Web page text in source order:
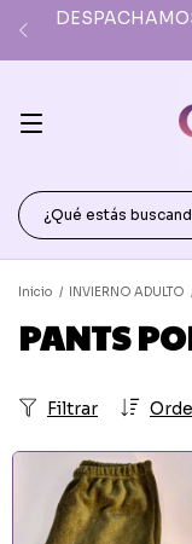
Inicio / INVIERNO ADULTO
PANTS
Filtrar